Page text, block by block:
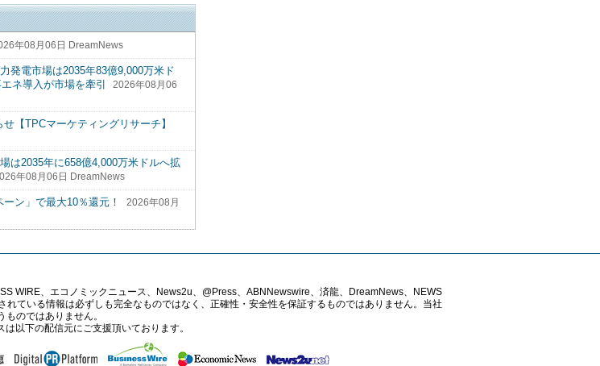
年08月06日 DreamNews
発電市場は2035年83億9,000万米ド
ネ導入が市場を牽引
2026年08月06
【TPCマーケティングリサーチ】
は2035年に658億4,000万米ドルへ拡
年08月06日 DreamNews
ン」で最大10％還元！
2026年08月
WIRE、エコノミックニュース、News2u、@Press、ABNNewswire、済龍、DreamNews、NEWS
ている情報は必ずしも完全なものではなく、正確性・安全性を保証するものではありません。当社
のではありません。
は以下の配信元にご支援頂いております。